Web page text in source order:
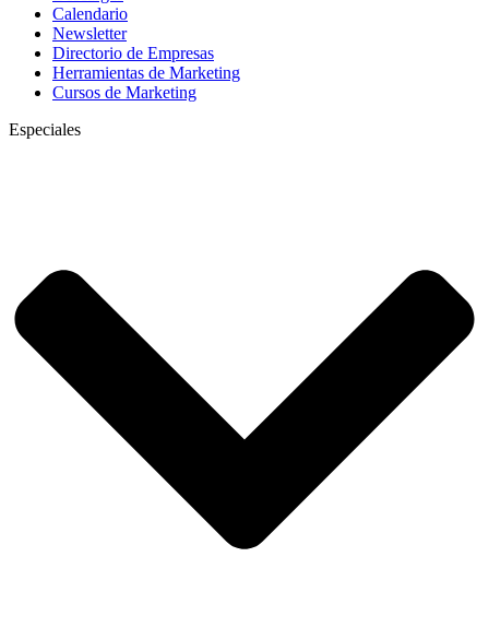
Calendario
Newsletter
Directorio de Empresas
Herramientas de Marketing
Cursos de Marketing
Especiales